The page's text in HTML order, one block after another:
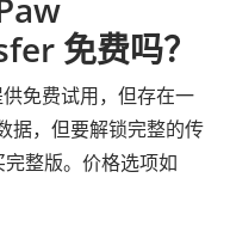
免费吗？
免费试用，但存在一
据，但要解锁完整的传
整版。价格选项如